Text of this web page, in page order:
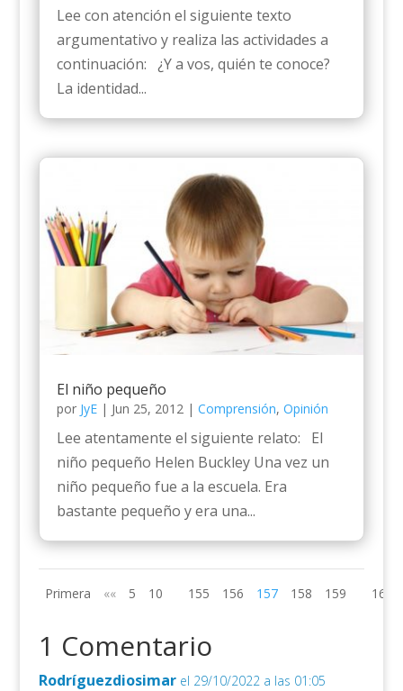
Lee con atención el siguiente texto
argumentativo y realiza las actividades a
continuación: ¿Y a vos, quién te conoce?
La identidad...
El niño pequeño
por JyE| Jun 25, 2012| Comprensión, Opinión
Lee atentamente el siguiente relato: El
niño pequeño Helen Buckley Una vez un
niño pequeño fue a la escuela. Era
bastante pequeño y era una...
Primera «« 5 10 155 156 157 158 159 165
1 Comentario
Rodríguezdiosimar el 29/10/2022 a las 01:05